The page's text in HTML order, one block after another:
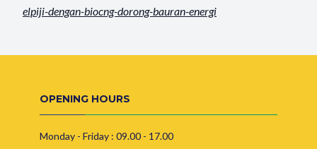
elpiji-dengan-biocng-dorong-bauran-energi
OPENING HOURS
Monday - Friday : 09.00 - 17.00